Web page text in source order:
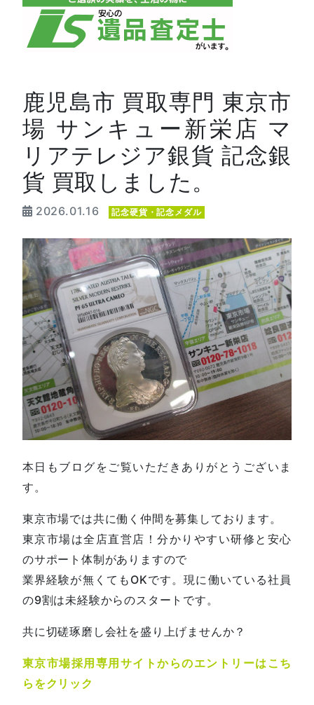
鹿児島市 買取専門 東京市
場 サンキュー新栄店 マ
リアテレジア銀貨 記念銀
貨 買取しました。
2026.01.16 記念硬貨・記念メダル
本日もブログをご覧いただきありがとうございま
す。
東京市場では共に働く仲間を募集しております。
東京市場は全店直営店！分かりやすい研修と安心
のサポート体制がありますので
業界経験が無くてもOKです。現に働いている社員
の9割は未経験からのスタートです。
共に切磋琢磨し会社を盛り上げませんか？
東京市場採用専用サイトからのエントリーはこち
らをクリック